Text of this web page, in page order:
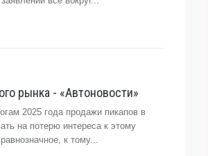
рынка - «Автоновости»
2025 года продажи пикапов в
на потерю интереса к этому
к тому...